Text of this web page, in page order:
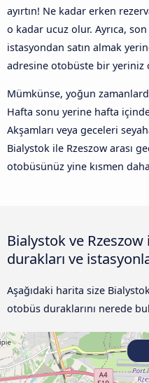
ayırtın! Ne kadar erken
o kadar ucuz olur. Ayrıca,
istasyondan satın almak
adresine otobüste bir yeriniz
Mümkünse, yoğun
Hafta sonu yerine hafta
Akşamları veya geceleri
Bialystok ile Rzeszow arası
otobüsünüz yine kısmen
Bialystok ve
durakları ve
Aşağıdaki harita size
otobüs duraklarını nerede